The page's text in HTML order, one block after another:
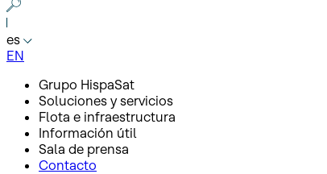
es
EN
Grupo HispaSat
Soluciones y servicios
Flota e infraestructura
Información útil
Sala de prensa
Contacto